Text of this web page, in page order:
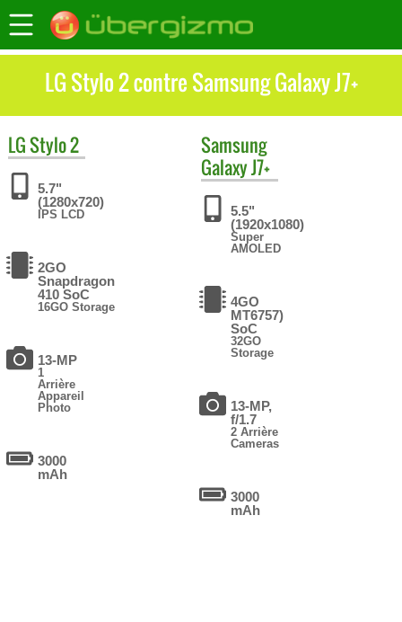
LG Stylo 2 contre Samsung Galaxy J7+
LGStylo 2
5.7"
(1280x720)
IPS LCD
2GO
Snapdragon
410 SoC
16GO Storage
13-MP
1
Arrière
Appareil
Photo
3000
mAh
Samsung
Galaxy J7+
5.5"
(1920x1080)
Super
AMOLED
4GO
MT6757)
SoC
32GO
Storage
13-MP,
f/1.7
2 Arrière
Cameras
3000
mAh